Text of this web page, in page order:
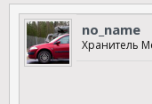
no_name
Хранитель